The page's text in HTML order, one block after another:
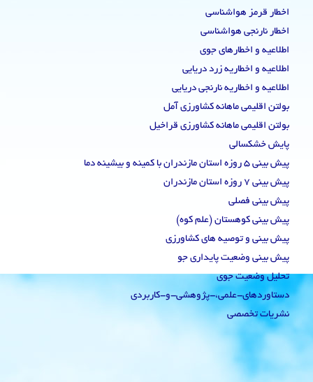
اخطار قرمز هواشناسی
اخطار نارنجی هواشناسی
اطلاعیه و اخطارهای جوی
اطلاعیه و اخطاریه زرد دریایی
اطلاعیه و اخطاریه نارنجی دریایی
بولتن اقلیمی ماهانه کشاورزی آمل
بولتن اقلیمی ماهانه کشاورزی قراخیل
پایش خشکسالی
پیش بینی 5 روزه استان مازندران با کمینه و بیشینه دما
پیش بینی 7 روزه استان مازندران
پیش بینی فصلی
پیش بینی کوهستان (علم کوه)
پیش بینی و توصیه های کشاورزی
پیش بینی وضعیت پایداری جو
تحلیل وضعیت جوی
دستاوردهای-علمی،-پژوهشی-و-کاربردی
نشریات تخصصی